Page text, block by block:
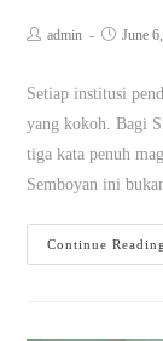
admin June
Setiap institusi
yang kokoh. Bagi
tiga kata penuh
Semboyan ini
Continue Reading